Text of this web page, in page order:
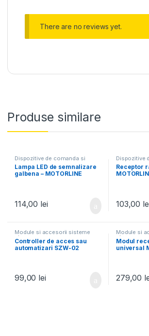
There are no reviews yet.
Produse similare
Dispozitive de comanda si
accesorii
Lampa LED de semnalizare
galbena – MOTORLINE
114,00 lei
Dispozitive
accesorii
Receptor
103,00
Module si accesorii sisteme
alarma
Controller de acces sau
automatizari SZW-02
99,00 lei
Module si
alarma
Modul
universal
279,00